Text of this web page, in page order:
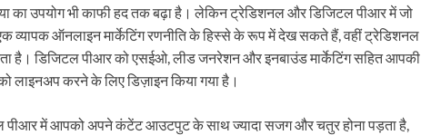
का उपयोग भी काफी हद तक बढ़ा है। लेकिन ट्रेडिशनल और डिजिटल पीआर में जो
व्यापक ऑनलाइन मार्केटिंग रणनीति के हिस्से के रूप में देख सकते हैं, वहीं ट्रेडिशनल
है। डिजिटल पीआर को एसईओ, लीड जनरेशन और इनबाउंड मार्केटिंग सहित आपकी
लाइनअप करने के लिए डिज़ाइन किया गया है।
पीआर में आपको अपने कंटेंट आउटपुट के साथ ज्यादा सजग और चतुर होना पड़ता है,